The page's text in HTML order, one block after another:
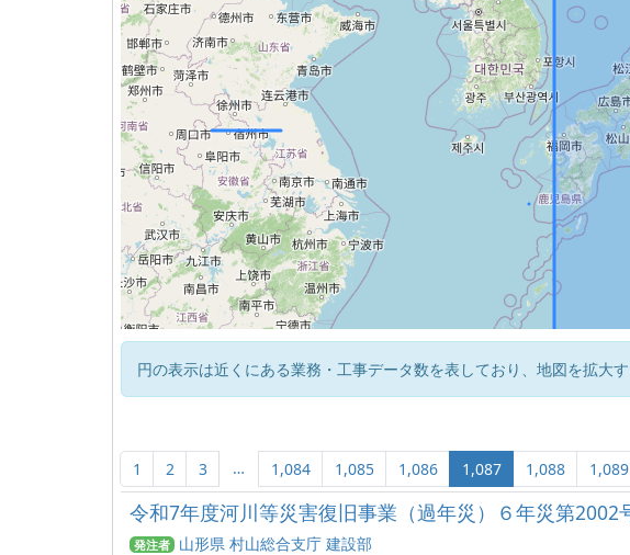
円の表示は近くにある業務・工事データ数を表しており、地図を拡大
1 2 3 … 1,084 1,085 1,086 1,087 1,088 1,089
令和7年度河川等災害復旧事業（過年災）６年災第2002
発注者 山形県 村山総合支庁 建設部